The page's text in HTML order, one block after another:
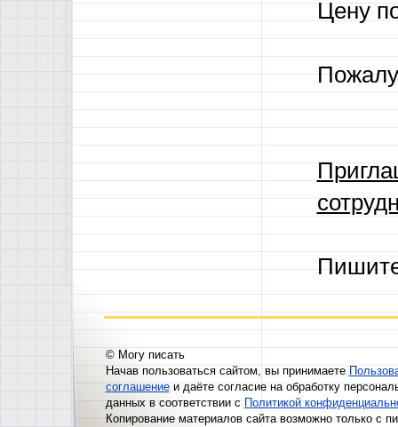
Цену
© Могу писать
Начав пользоваться сайтом, вы принимаете
соглашениеи даёте согласие на обработку
данных в соответствии сПолитикой
Копирование материалов сайта возможно только с